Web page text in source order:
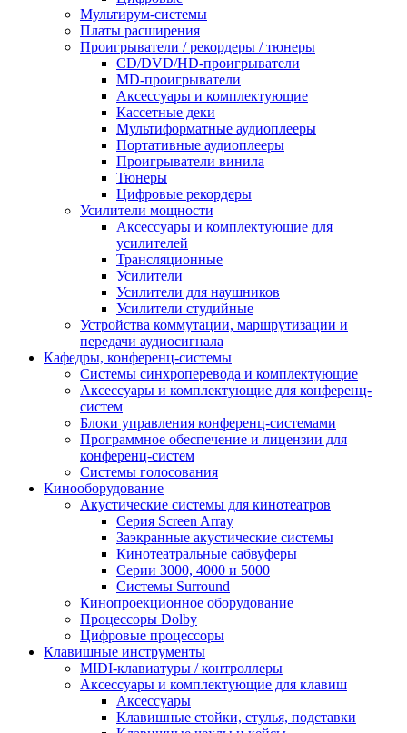
Мультирум-системы
Платы расширения
Проигрыватели / рекордеры / тюнеры
CD/DVD/HD-проигрыватели
MD-проигрыватели
Аксессуары и комплектующие
Кассетные деки
Мультиформатные аудиоплееры
Портативные аудиоплееры
Проигрыватели винила
Тюнеры
Цифровые рекордеры
Усилители мощности
Аксессуары и комплектующие для
усилителей
Трансляционные
Усилители
Усилители для наушников
Усилители студийные
Устройства коммутации, маршрутизации и
передачи аудиосигнала
Кафедры, конференц-системы
Cистемы синхроперевода и комплектующие
Аксессуары и комплектующие для конференц-
систем
Блоки управления конференц-системами
Программное обеспечение и лицензии для
конференц-систем
Системы голосования
Кинооборудование
Акустические системы для кинотеатров
Cерия Screen Array
Заэкранные акустические системы
Кинотеатральные сабвуферы
Серии 3000, 4000 и 5000
Системы Surround
Кинопроекционное оборудование
Процессоры Dolby
Цифровые процессоры
Клавишные инструменты
MIDI-клавиатуры / контроллеры
Аксессуары и комплектующие для клавиш
Аксессуары
Клавишные стойки, стулья, подставки